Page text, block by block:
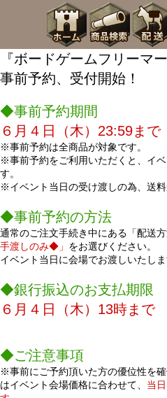
『ボードゲームフリーマ
事前予約、受付開始！
◆事前予約期間
６月４日（木）23:59まで
※事前予約は全商品が対象です。
※事前予約をご利用いただくと、イ
す。
※イベント当日の受け渡しの為、送料
◆事前予約の方法
通常のご注文手続き中にある「配送
手渡しのみ◆」 をお選びください。
イベント当日に会場でお渡しいたしま
◆銀行振込のお支払期限
６月４日（木）13時まで
◆ご注意事項
※事前にご予約頂いた方の優位性を
はイベント会場価格に合わせて、 当